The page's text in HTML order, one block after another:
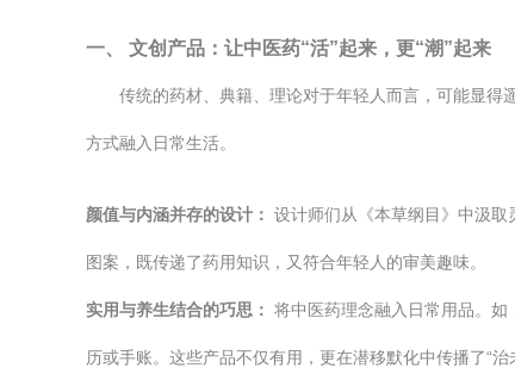
一、 文创产品：让中医药“活”起来，更“潮”起来
传统的药材、典籍、理论对于年轻人而言，可能显得
方式融入日常生活。
颜值与内涵并存的设计： 设计师们从《本草纲目》中汲取
图案，既传递了药用知识，又符合年轻人的审美趣味。
实用与养生结合的巧思： 将中医药理念融入日常用品。如
历或手账。这些产品不仅有用，更在潜移默化中传播了“治